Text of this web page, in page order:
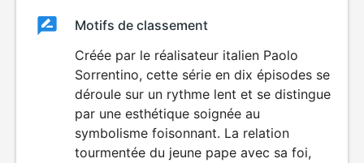
ClassementClassement
Motifs de classement
Créée par le réalisateur italien Paolo
Sorrentino, cette série en dix épisodes se
déroule sur un rythme lent et se distingue
par une esthétique soignée au
symbolisme foisonnant. La relation
tourmentée du jeune pape avec sa foi,